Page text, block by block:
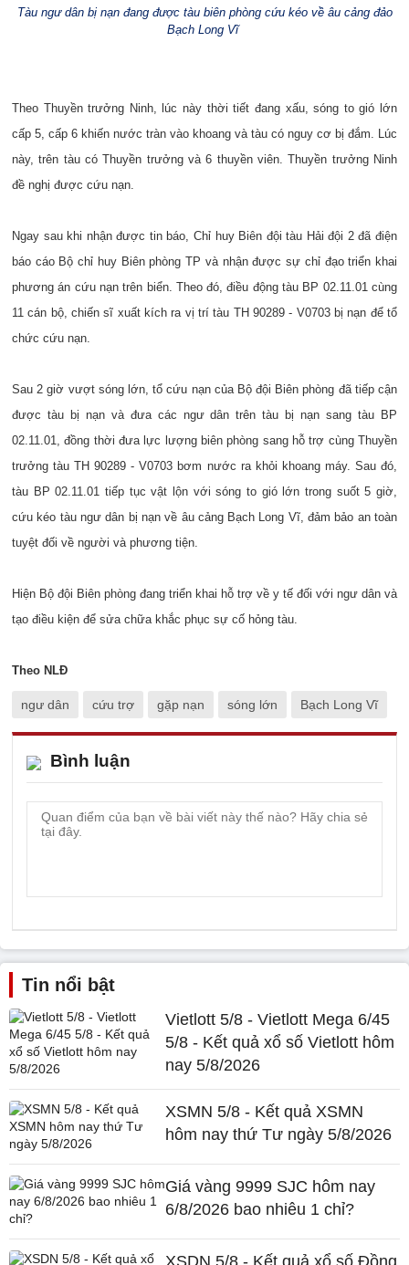
Tàu ngư dân bị nạn đang được tàu biên phòng cứu kéo về âu cảng đảo
Bạch Long Vĩ
Theo Thuyền trưởng Ninh, lúc này thời tiết đang xấu, sóng to gió lớn
cấp 5, cấp 6 khiến nước tràn vào khoang và tàu có nguy cơ bị đắm. Lúc
này, trên tàu có Thuyền trưởng và 6 thuyền viên. Thuyền trưởng Ninh
đề nghị được cứu nạn.
Ngay sau khi nhận được tin báo, Chỉ huy Biên đội tàu Hải đội 2 đã điện
báo cáo Bộ chỉ huy Biên phòng TP và nhận được sự chỉ đạo triển khai
phương án cứu nạn trên biển. Theo đó, điều động tàu BP 02.11.01 cùng
11 cán bộ, chiến sĩ xuất kích ra vị trí tàu TH 90289 - V0703 bị nạn để tổ
chức cứu nạn.
Sau 2 giờ vượt sóng lớn, tổ cứu nạn của Bộ đội Biên phòng đã tiếp cận
được tàu bị nạn và đưa các ngư dân trên tàu bị nạn sang tàu BP
02.11.01, đồng thời đưa lực lượng biên phòng sang hỗ trợ cùng Thuyền
trưởng tàu TH 90289 - V0703 bơm nước ra khỏi khoang máy. Sau đó,
tàu BP 02.11.01 tiếp tục vật lộn với sóng to gió lớn trong suốt 5 giờ,
cứu kéo tàu ngư dân bị nạn về âu cảng Bạch Long Vĩ, đảm bảo an toàn
tuyệt đối về người và phương tiện.
Hiện Bộ đội Biên phòng đang triển khai hỗ trợ về y tế đối với ngư dân và
tạo điều kiện để sửa chữa khắc phục sự cố hỏng tàu.
Theo NLĐ
ngư dân cứu trợ gặp nạn sóng lớn Bạch Long Vĩ
Bình luận
Tin nổi bật
Vietlott 5/8 - Vietlott Mega 6/45
5/8 - Kết quả xổ số Vietlott hôm
nay 5/8/2026
XSMN 5/8 - Kết quả XSMN
hôm nay thứ Tư ngày 5/8/2026
Giá vàng 9999 SJC hôm nay
6/8/2026 bao nhiêu 1 chỉ?
XSDN 5/8 - Kết quả xổ số Đồng